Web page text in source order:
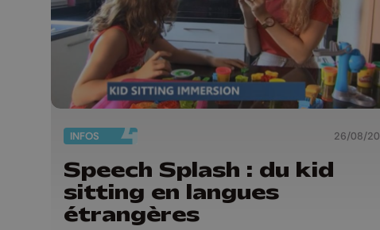
INFOS 26/08/
Speech Splash : du kid
sitting en langues
étrangères